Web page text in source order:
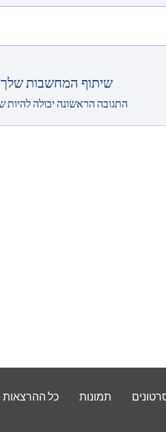
שיתוף המחשבות שלך
התגובה הראשונה יכולה להיות
כל ההרצאות תמונות